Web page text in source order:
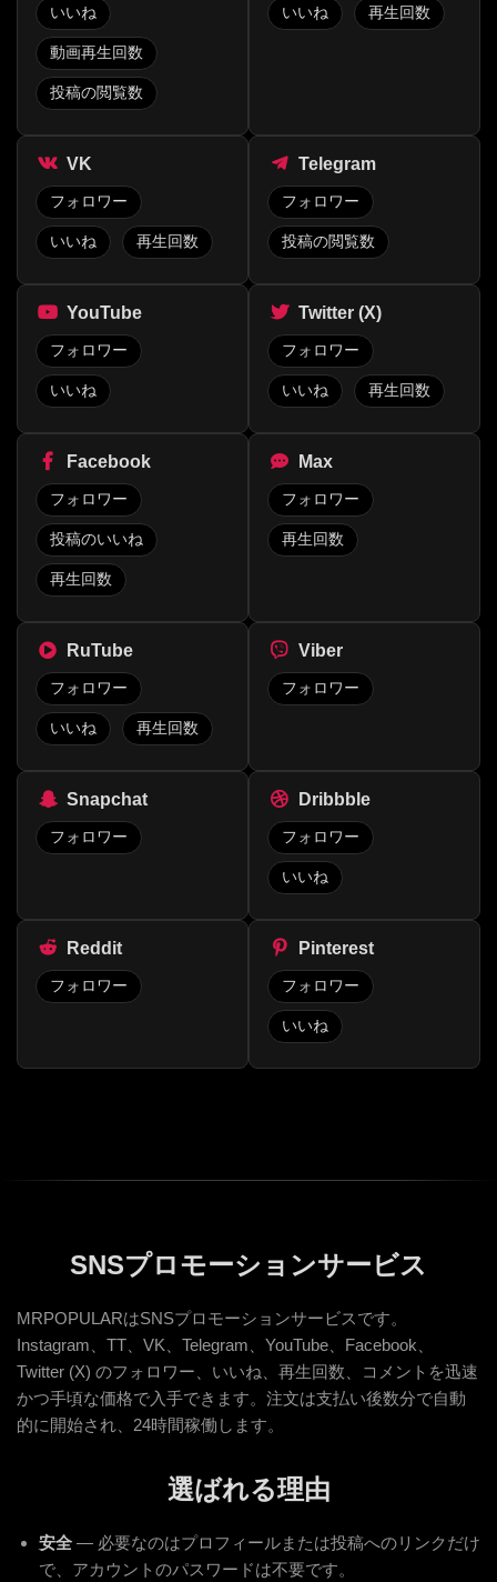
いいね
動画再生回数
投稿の閲覧数
いいね 再生回数
VK
フォロワー
いいね 再生回数
Telegram
フォロワー
投稿の閲覧数
YouTube
フォロワー
いいね
Twitter (X)
フォロワー
いいね 再生回数
Facebook
フォロワー
投稿のいいね
再生回数
Max
フォロワー
再生回数
RuTube
フォロワー
いいね 再生回数
Viber
フォロワー
Snapchat
フォロワー
Dribbble
フォロワー
いいね
Reddit
フォロワー
Pinterest
フォロワー
いいね
SNSプロモーションサービス
MRPOPULARはSNSプロモーションサービスです。
Instagram、TT、VK、Telegram、YouTube、Facebook、
Twitter (X) のフォロワー、いいね、再生回数、コメントを迅速
かつ手頃な価格で入手できます。注文は支払い後数分で自動
的に開始され、24時間稼働します。
選ばれる理由
安全 — 必要なのはプロフィールまたは投稿へのリンクだけ
で、アカウントのパスワードは不要です。